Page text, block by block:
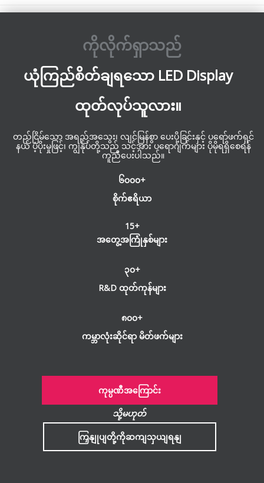
ကိုလိုက်ရှာသည်
ယုံကြည်စိတ်ချရသော LED Display
ထုတ်လုပ်သူလား။
တည်ငြိမ်သော အရည်အသွေး၊ လျင်မြန်စွာ ပေးပို့ခြင်းနှင့် ပရော်ဖက်ရှင်
နယ် ပံ့ပိုးမှုဖြင့်၊ ကျွန်ုပ်တို့သည် သင့်အား ပရောဂျက်များ ပိုမိုရရှိစေရန်
ကူညီပေးပါသည်။
၆၀၀၀+
စိုက်ဧရိယာ
15+
အတွေ့အကြုံနှစ်များ
၃၀+
R&D ထုတ်ကုန်များ
၈၀၀+
ကမ္ဘာလုံးဆိုင်ရာ မိတ်ဖက်များ
ကုမ္ပဏီအကြောင်း
သို့မဟုတ်
ကြှနျုပျတို့ကိုဆကျသှယျရနျ